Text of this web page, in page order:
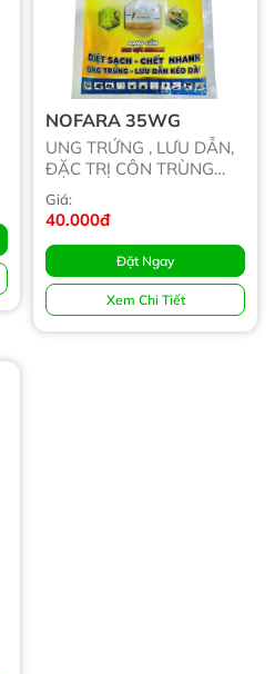
NOFARA 35WG
UNG TRỨNG , LƯU DẪN,
ĐẶC TRỊ CÔN TRÙNG
CHÍCH HÚT
Giá:
40.000đ
Đặt Ngay
Xem Chi Tiết